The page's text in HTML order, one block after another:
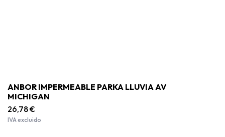
ANBOR IMPERMEABLE PARKA LLUVIA AV
MICHIGAN
26,78€
IVA excluido